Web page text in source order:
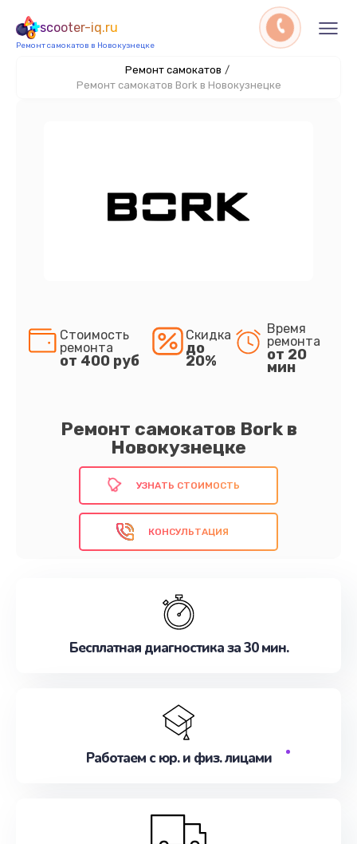
scooter-iq.ru
Ремонт самокатов в Новокузнецке
Ремонт самокатов /
Ремонт самокатов Bork в Новокузнецке
Ремонт самокатов Bork в
Новокузнецке
Стоимость
ремонта
от 400 руб
Скидка
до
20%
Время
ремонта
от 20
мин
УЗНАТЬ СТОИМОСТЬ
КОНСУЛЬТАЦИЯ
Бесплатная диагностика за 30 мин.
Работаем с юр. и физ. лицами